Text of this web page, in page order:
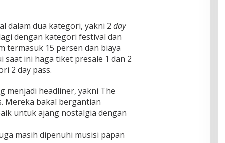
dalam dua kategori, yakni 2 day
dengan kategori festival dan
termasuk 15 persen dan biaya
saat ini haga tiket presale 1 dan 2
2 day pass.
menjadi headliner, yakni The
Mereka bakal bergantian
untuk ajang nostalgia dengan
masih dipenuhi musisi papan